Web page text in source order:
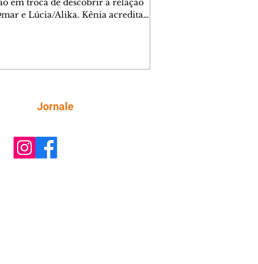
em troca de descobrir a relação
e Lúcia/Alika. Kênia acredita
sobre a possível jazida de
na região. Virgínia provoca
Jornale